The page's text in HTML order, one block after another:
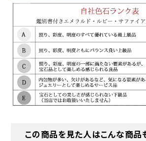
この商品を見た人はこんな商品